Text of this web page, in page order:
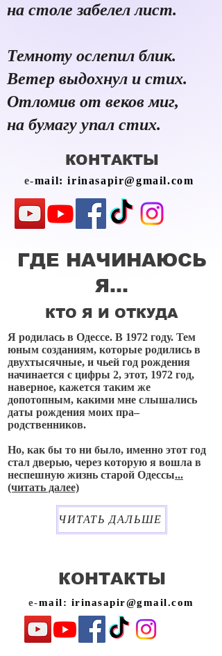
на столе забелел лист.
Темноту ослепил блик.
Ветер выдохнул и стих.
Отломив от веков миг,
на бумагу упал стих.
КОНТАКТЫ
e-mail: irinasapir@gmail.com
ГДЕ НАЧИНАЮСЬ
Я...
КТО Я И ОТКУДА
Я родилась в Одессе. В 1972 году. Тем
юным созданиям, которые родились в
двухтысячные, и чьей год рождения
начинается с цифры 2, этот, 1972 год,
наверное, кажется таким же
допотопным, какими мне слышались
даты рождения моих пра–
родственников.
Но, как бы то ни было, именно этот год
стал дверью, через которую я вошла в
неспешную жизнь старой Одессы...
(читать далее)
ЧИТАТЬ ДАЛЬШЕ
КОНТАКТЫ
e-mail: irinasapir@gmail.com